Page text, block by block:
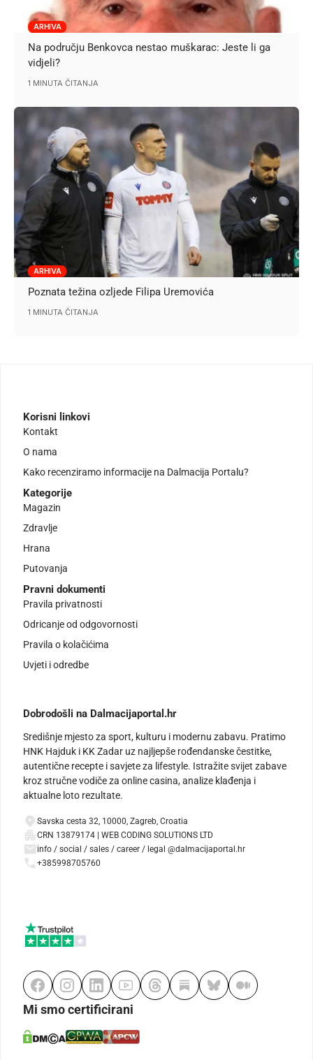
ARHIVA
Na području Benkovca nestao muškarac: Jeste li ga
vidjeli?
1 MINUTA ČITANJA
ARHIVA
Poznata težina ozljede Filipa Uremovića
1 MINUTA ČITANJA
Korisni linkovi
Kontakt
O nama
Kako recenziramo informacije na Dalmacija Portalu?
Kategorije
Magazin
Zdravlje
Hrana
Putovanja
Pravni dokumenti
Pravila privatnosti
Odricanje od odgovornosti
Pravila o kolačićima
Uvjeti i odredbe
Dobrodošli na Dalmacijaportal.hr
Središnje mjesto za sport, kulturu i modernu zabavu. Pratimo
HNK Hajduk i KK Zadar uz najljepše rođendanske čestitke,
autentične recepte i savjete za lifestyle. Istražite svijet zabave
kroz stručne vodiče za online casina, analize klađenja i
aktualne loto rezultate.
Savska cesta 32, 10000, Zagreb, Croatia
CRN 13879174 | WEB CODING SOLUTIONS LTD
info / social / sales / career / legal @dalmacijaportal.hr
+385998705760
Mi smo certificirani